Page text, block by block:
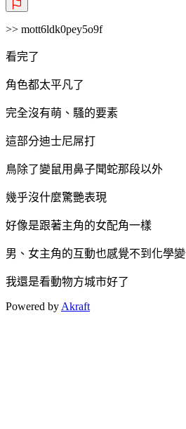
>> mott6ldk0pey5o9f
看完了
角色都太平凡了
完全沒有萌、騷的要素
這部分迪士尼屌打
鳥除了變鼠用鼻子聞蛇那段以外
幾乎沒什麼驚艷表現
好像是跟著主角的女配角一樣
男、女主角的互動也感覺不到化學
我還是看動物方城市好了
Powered by Akraft